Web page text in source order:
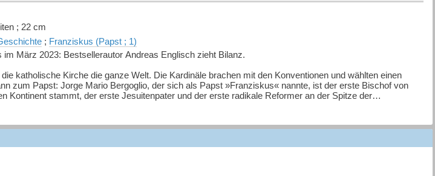
; 22 cm
; Franziskus (Papst ; 1)
März 2023: Bestsellerautor Andreas Englisch zieht Bilanz.
katholische Kirche die ganze Welt. Die Kardinäle brachen mit den Konventionen und wählten einen
zum Papst: Jorge Mario Bergoglio, der sich als Papst »Franziskus« nannte, ist der erste Bischof von
Kontinent stammt, der erste Jesuitenpater und der erste radikale Reformer an der Spitze der
Seit seinem Amtsantritt hat Franziskus die Kirche, den Vatikan und das Amt des Papstes
von Missbrauchsskandalen erzürnt Menschen weltweit, immer mehr Gläubige wenden sich enttäuscht
vielfach getroffen hat und auf seinen Reisen begleiten durfte, zeigt in seinem neuen Buch, mit welchen
während seiner Amtszeit konfrontiert war und welche Reformen ihm trotz aller Widerstände gelangen. Das